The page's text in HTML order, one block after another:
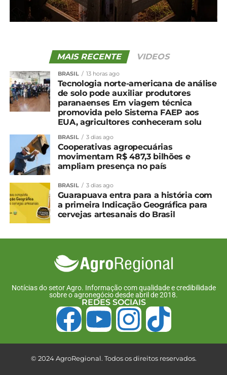
MAIS RECENTE VIDEOS
BRASIL 13 horas ago
Tecnologia norte-americana de análise
de solo pode auxiliar produtores
paranaenses Em viagem técnica
promovida pelo Sistema FAEP aos
EUA, agricultores conheceram solu
BRASIL 3 dias ago
Cooperativas agropecuárias
movimentam R$ 487,3 bilhões e
ampliam presença no país
BRASIL 3 dias ago
Guarapuava entra para a história com
a primeira Indicação Geográfica para
cervejas artesanais do Brasil
Notícias do setor Agro. Informação com qualidade e credibilidade
sobre o agronegócio desde abril de 2018.
REDES SOCIAIS
© 2024 AgroRegional. Todos os direitos reservados.